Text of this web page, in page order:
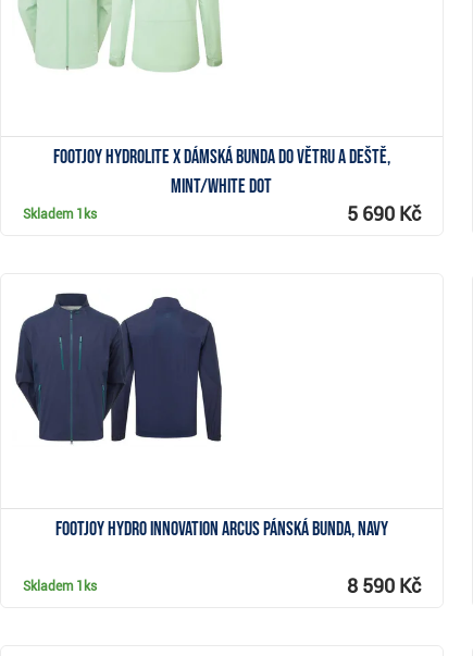
FootJoy HydroLite X dámská bunda do větru a deště,
mint/white dot
Skladem 1ks 5 690 Kč
FootJoy Hydro Innovation Arcus pánská bunda, navy
Skladem 1ks 8 590 Kč
Zobrazit